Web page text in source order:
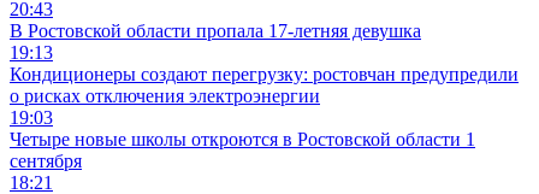
20:43
В Ростовской области пропала 17-летняя девушка
19:13
Кондиционеры создают перегрузку: ростовчан предупредили
о рисках отключения электроэнергии
19:03
Четыре новые школы откроются в Ростовской области 1
сентября
18:21